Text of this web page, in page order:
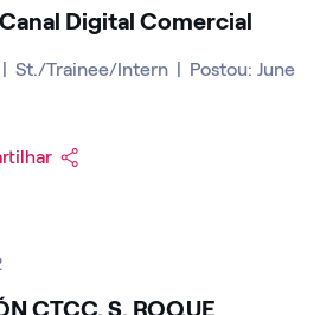
Digital Comercial
St./Trainee/Intern
Postou: June
CTCC. S. ROQUE